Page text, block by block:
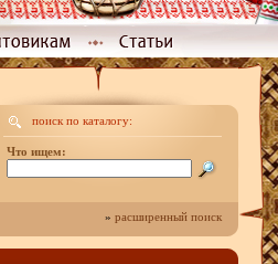
поиск по каталогу:
Что ищем:
» расширенный поиск